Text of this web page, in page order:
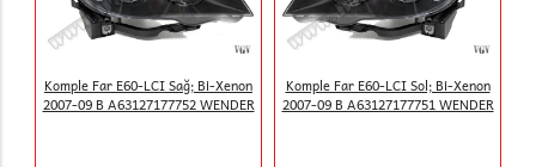
Komple Far E60-LCI Sağ; Bi-Xenon
2007-09 B A63127177752 WENDER
Komple Far E60-LCI Sol; Bi-Xenon
2007-09 B A63127177751 WENDER